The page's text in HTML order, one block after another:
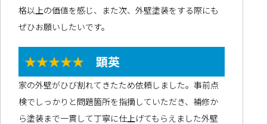
格以上の価値を感じ、また次、外壁塗装をする際にも
ぜひお願いしたいです。
★★★★★ 顕英
家の外壁がひび割れてきたため依頼しました。事前点
検でしっかりと問題箇所を指摘していただき、補修か
ら塗装まで一貫して丁寧に仕上げてもらえました外壁